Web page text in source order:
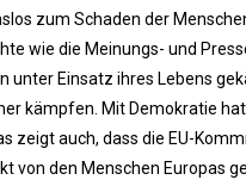
zum Schaden der
wie die Meinungs- und
unter Einsatz ihres Lebens
kämpfen. Mit Demokratie
zeigt auch, dass die EU-
von den Menschen Europas